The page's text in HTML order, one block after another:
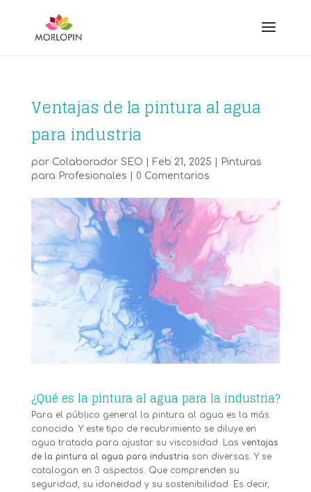
Ventajas de la pintura al agua
para industria
por Colaborador SEO Feb 21, 2025
Pinturas
para Profesionales
0 Comentarios
¿Qué es la pintura al agua para la industria?
Para el público general la pintura al agua es la más
conocida. Y este tipo de recubrimiento se diluye en
agua tratada para ajustar su viscosidad. Las ventajas
de la pintura al agua para industria son diversas. Y se
catalogan en 3 aspectos. Que comprenden su
seguridad, su idoneidad y su sostenibilidad. Es decir,